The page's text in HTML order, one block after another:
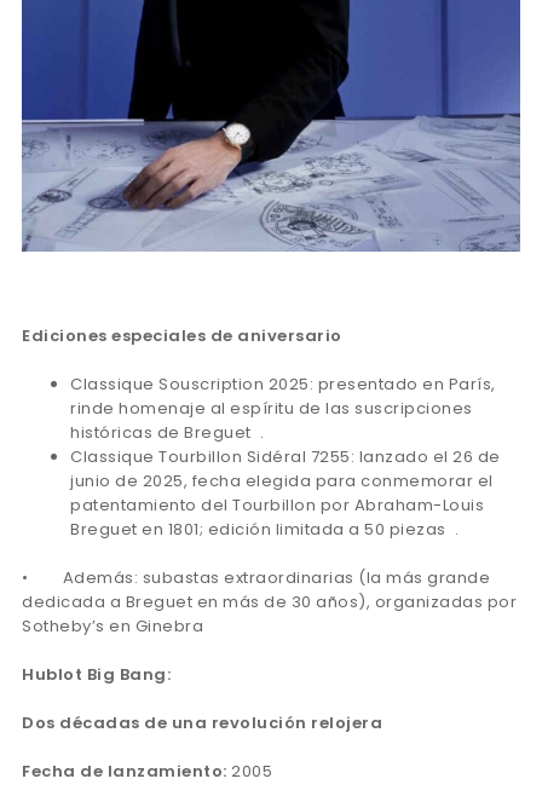
Ediciones especiales de aniversario
Classique Souscription 2025: presentado en París,
rinde homenaje al espíritu de las suscripciones
históricas de Breguet .
Classique Tourbillon Sidéral 7255: lanzado el 26 de
junio de 2025, fecha elegida para conmemorar el
patentamiento del Tourbillon por Abraham-Louis
Breguet en 1801; edición limitada a 50 piezas .
• Además: subastas extraordinarias (la más grande
dedicada a Breguet en más de 30 años), organizadas por
Sotheby’s en Ginebra
Hublot Big Bang:
Dos décadas de una revolución relojera
Fecha de lanzamiento: 2005